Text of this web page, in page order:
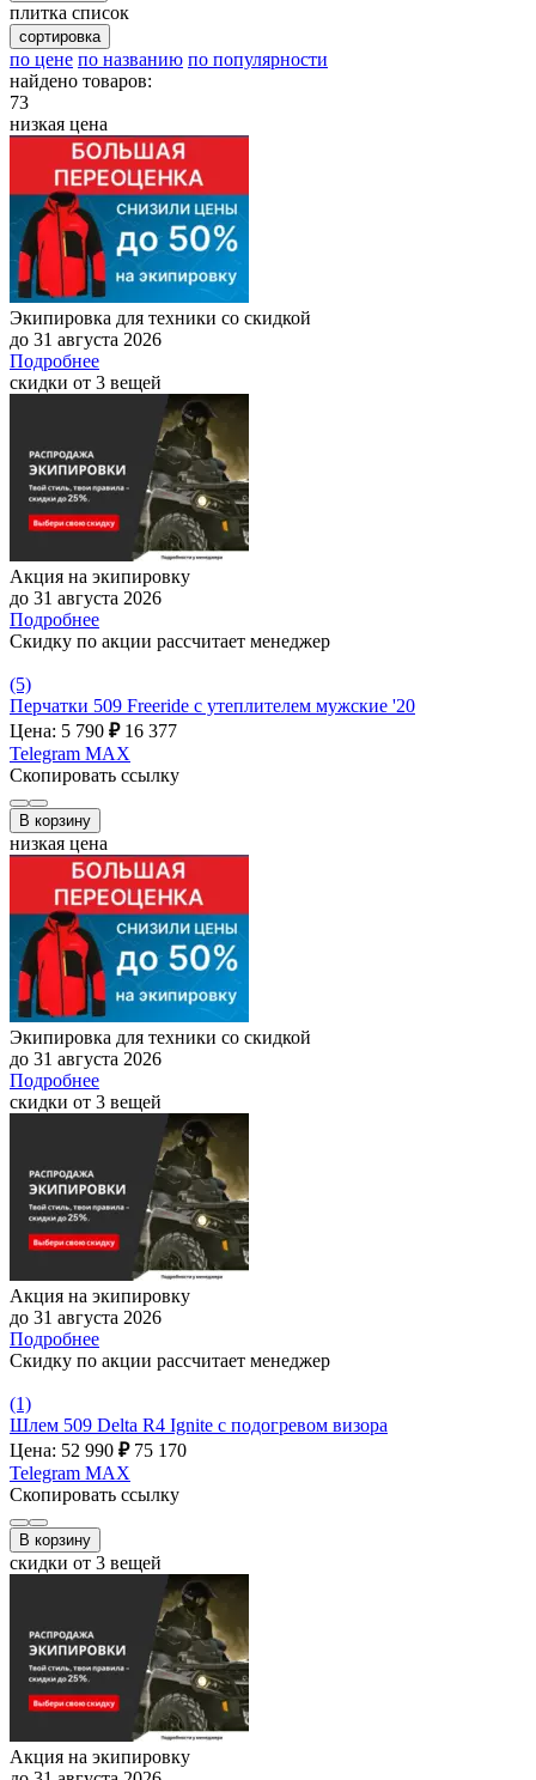
плитка список
сортировка
по цене по названию по популярности
найдено товаров:
73
низкая цена
Экипировка для техники со скидкой
до 31 августа 2026
Подробнее
скидки от 3 вещей
Акция на экипировку
до 31 августа 2026
Подробнее
Скидку по акции рассчитает менеджер
(5)
Перчатки 509 Freeride с утеплителем мужские '20
Цена: 5 790 ₽ 16 377
Telegram MAX
Скопировать ссылку
В корзину
низкая цена
Экипировка для техники со скидкой
до 31 августа 2026
Подробнее
скидки от 3 вещей
Акция на экипировку
до 31 августа 2026
Подробнее
Скидку по акции рассчитает менеджер
(1)
Шлем 509 Delta R4 Ignite с подогревом визора
Цена: 52 990 ₽ 75 170
Telegram MAX
Скопировать ссылку
В корзину
скидки от 3 вещей
Акция на экипировку